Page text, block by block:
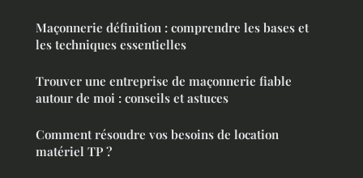
Maçonnerie définition : comprendre les bases et
les techniques essentielles
Trouver une entreprise de maçonnerie fiable
autour de moi : conseils et astuces
Comment résoudre vos besoins de location
matériel TP ?